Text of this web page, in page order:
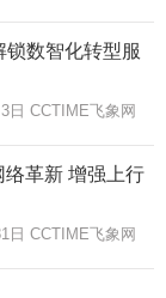
锁数智化转型服
日 CCTIME飞象网
革新 增强上行
日 CCTIME飞象网